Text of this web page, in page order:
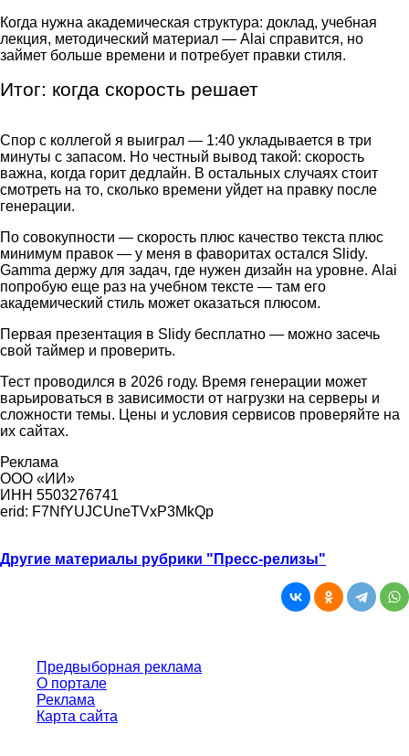
Когда нужна академическая структура: доклад, учебная
лекция, методический материал — Alai справится, но
займет больше времени и потребует правки стиля.
Итог: когда скорость решает
Спор с коллегой я выиграл — 1:40 укладывается в три
минуты с запасом. Но честный вывод такой: скорость
важна, когда горит дедлайн. В остальных случаях стоит
смотреть на то, сколько времени уйдет на правку после
генерации.
По совокупности — скорость плюс качество текста плюс
минимум правок — у меня в фаворитах остался Slidy.
Gamma держу для задач, где нужен дизайн на уровне. Alai
попробую еще раз на учебном тексте — там его
академический стиль может оказаться плюсом.
Первая презентация в Slidy бесплатно — можно засечь
свой таймер и проверить.
Тест проводился в 2026 году. Время генерации может
варьироваться в зависимости от нагрузки на серверы и
сложности темы. Цены и условия сервисов проверяйте на
их сайтах.
Реклама
ООО «ИИ»
ИНН 5503276741
erid: F7NfYUJCUneTVxP3MkQp
Другие материалы рубрики "Пресс-релизы"
Предвыборная реклама
О портале
Реклама
Карта сайта